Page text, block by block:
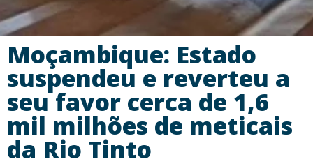
Moçambique: Estado
suspendeu e reverteu a
seu favor cerca de 1,6
mil milhões de meticais
da Rio Tinto